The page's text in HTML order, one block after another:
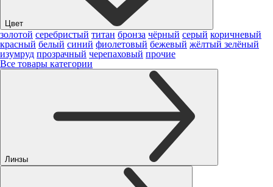
Цвет
золотой серебристый титан бронза чёрный серый коричневый
красный белый синий фиолетовый бежевый жёлтый зелёный
изумруд прозрачный черепаховый прочие
Все товары категории
Линзы